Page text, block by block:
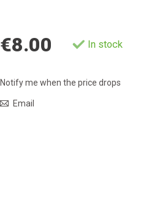
€8.00 In stock
Notify me when the price drops
Email